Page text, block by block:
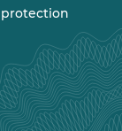
protection